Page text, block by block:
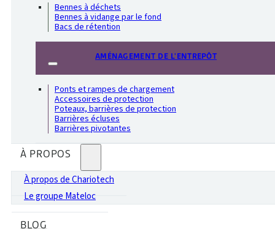
Bennes à déchets
Bennes à vidange par le fond
Bacs de rétention
AMÉNAGEMENT DE L'ENTREPÔT
Ponts et rampes de chargement
Accessoires de protection
Poteaux, barrières de protection
Barrières écluses
Barrières pivotantes
À PROPOS
À propos de Chariotech
Le groupe Mateloc
BLOG